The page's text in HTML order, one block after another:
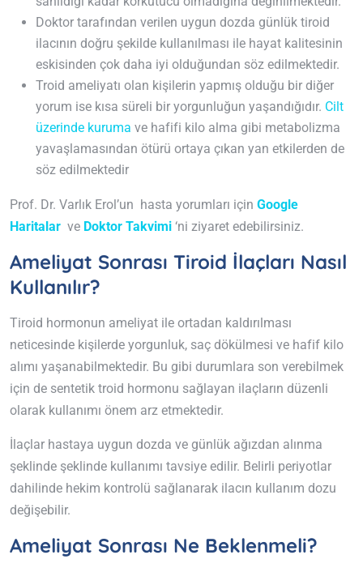
Doktor tarafından verilen uygun dozda günlük tiroid
ilacının doğru şekilde kullanılması ile hayat kalitesinin
eskisinden çok daha iyi olduğundan söz edilmektedir.
Troid ameliyatı olan kişilerin yapmış olduğu bir diğer
yorum ise kısa süreli bir yorgunluğun yaşandığıdır. Cilt
üzerinde kuruma ve hafifi kilo alma gibi metabolizma
yavaşlamasından ötürü ortaya çıkan yan etkilerden de
söz edilmektedir
Prof. Dr. Varlık Erol’un hasta yorumları için Google
Haritalar ve Doktor Takvimi ‘ni ziyaret edebilirsiniz.
Ameliyat Sonrası Tiroid İlaçları Nasıl
Kullanılır?
Tiroid hormonun ameliyat ile ortadan kaldırılması
neticesinde kişilerde yorgunluk, saç dökülmesi ve hafif kilo
alımı yaşanabilmektedir. Bu gibi durumlara son verebilmek
için de sentetik troid hormonu sağlayan ilaçların düzenli
olarak kullanımı önem arz etmektedir.
İlaçlar hastaya uygun dozda ve günlük ağızdan alınma
şeklinde şeklinde kullanımı tavsiye edilir. Belirli periyotlar
dahilinde hekim kontrolü sağlanarak ilacın kullanım dozu
değişebilir.
Ameliyat Sonrası Ne Beklenmeli?